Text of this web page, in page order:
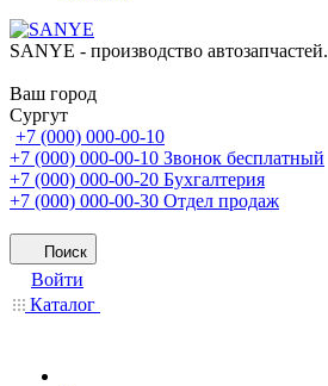
SANYE - производство автозапчастей.
Ваш город
Сургут
+7 (000) 000-00-10
+7 (000) 000-00-10 Звонок бесплатный
+7 (000) 000-00-20 Бухгалтерия
+7 (000) 000-00-30 Отдел продаж
Поиск
Войти
Каталог